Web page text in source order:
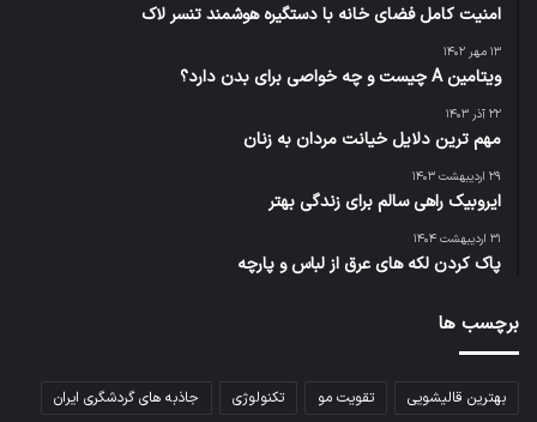
امنیت کامل فضای خانه با دستگیره هوشمند تنسر لاک
۱۳ مهر ۱۴۰۲
ویتامین A چیست و چه خواصی برای بدن دارد؟
۲۲ آذر ۱۴۰۳
مهم ترین دلایل خیانت مردان به زنان
۲۹ اردیبهشت ۱۴۰۳
ایروبیک راهی سالم برای زندگی بهتر
۳۱ اردیبهشت ۱۴۰۴
پاک کردن لکه های عرق از لباس و پارچه
برچسب ها
بهترین قالیشویی تقویت مو تکنولوژی
جاذبه های گردشگری ایران